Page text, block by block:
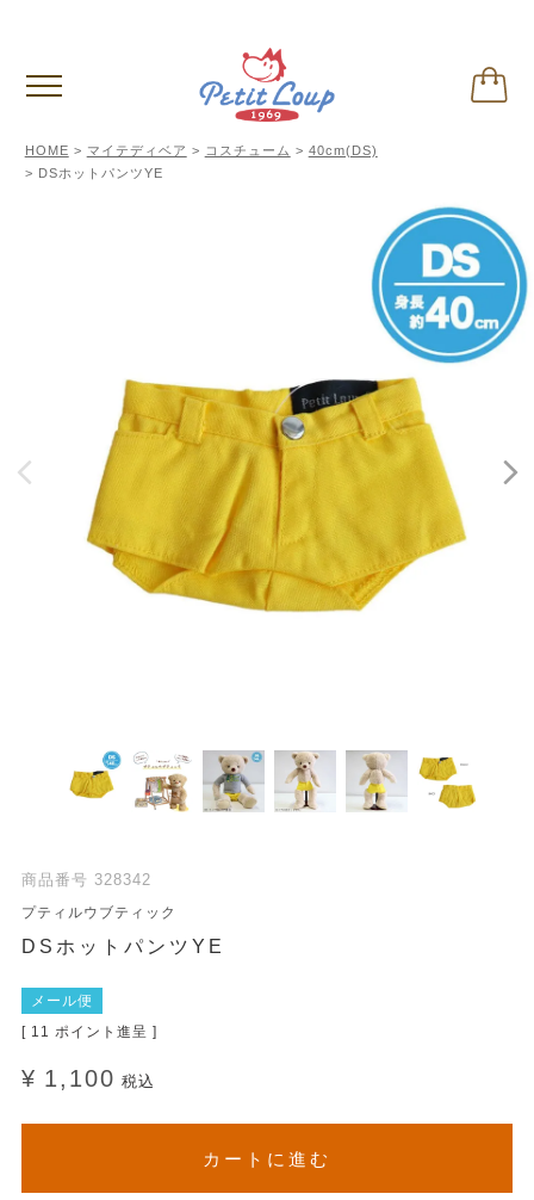
HOME マイテディベア コスチューム
40cm(DS)
DSホットパンツYE
商品番号 328342
プティルウブティック
DSホットパンツYE
メール便
[ 11 ポイント進呈 ]
¥ 1,100 税込
カートに進む